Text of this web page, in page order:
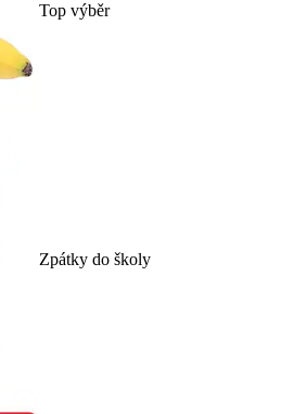
Top výběr
Zpátky do školy